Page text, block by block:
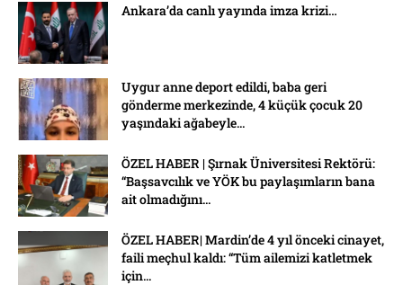
Ankara’da canlı yayında imza krizi…
Uygur anne deport edildi, baba geri
gönderme merkezinde, 4 küçük çocuk 20
yaşındaki ağabeyle...
ÖZEL HABER | Şırnak Üniversitesi Rektörü:
“Başsavcılık ve YÖK bu paylaşımların bana
ait olmadığını...
ÖZEL HABER| Mardin’de 4 yıl önceki cinayet,
faili meçhul kaldı: “Tüm ailemizi katletmek
için...